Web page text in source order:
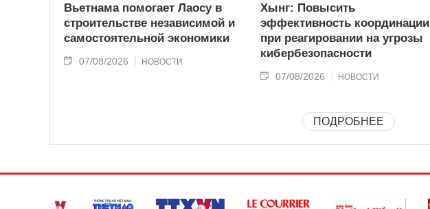
Вьетнама помогает Лаосу в
строительстве независимой и
самостоятельной экономики
07/08/2026 НОВОСТИ
Хынг: Повысить
эффективность координации
при реагировании на угрозы
кибербезопасности
07/08/2026 НОВОСТИ
ПОДРОБНЕЕ